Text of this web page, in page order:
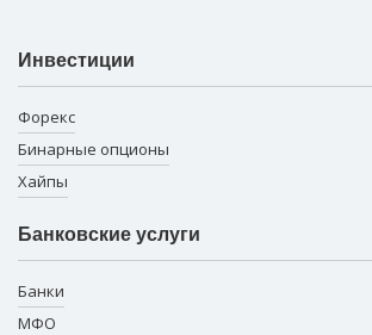
Инвестиции
Форекс
Бинарные опционы
Хайпы
Банковские услуги
Банки
МФО